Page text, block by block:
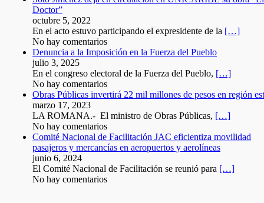
Doctor”
octubre 5, 2022
En el acto estuvo participando el expresidente de la […]
No hay comentarios
Denuncia a la Imposición en la Fuerza del Pueblo
julio 3, 2025
En el congreso electoral de la Fuerza del Pueblo, […]
No hay comentarios
Obras Públicas invertirá 22 mil millones de pesos en región
marzo 17, 2023
LA ROMANA.- El ministro de Obras Públicas, […]
No hay comentarios
Comité Nacional de Facilitación JAC eficientiza movilidad
pasajeros y mercancías en aeropuertos y aerolíneas
junio 6, 2024
El Comité Nacional de Facilitación se reunió para […]
No hay comentarios